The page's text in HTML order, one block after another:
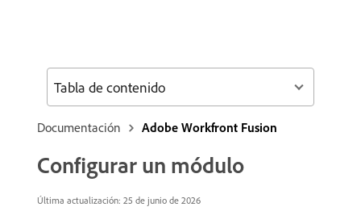
Documentación Adobe Workfront Fusion
Configurar un módulo
Última actualización: 25 de junio de 2026
Tabla de contenido